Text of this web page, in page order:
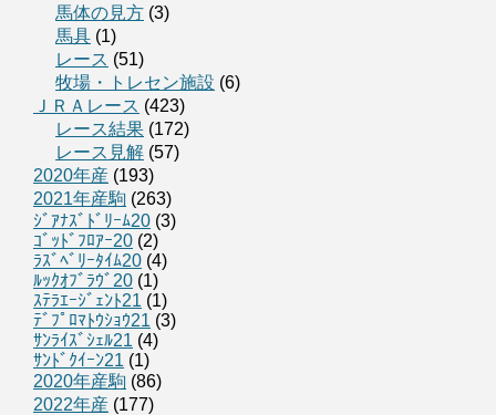
馬体の見方 (3)
馬具 (1)
レース (51)
牧場・トレセン施設 (6)
ＪＲＡレース (423)
レース結果 (172)
レース見解 (57)
2020年産 (193)
2021年産駒 (263)
ｼﾞｱﾅｽﾞﾄﾞﾘｰﾑ20 (3)
ｺﾞｯﾄﾞﾌﾛｱｰ20 (2)
ﾗｽﾞﾍﾞﾘｰﾀｲﾑ20 (4)
ﾙｯｸｵﾌﾞﾗｳﾞ20 (1)
ｽﾃﾗｴｰｼﾞｪﾝﾄ21 (1)
ﾃﾞﾌﾟﾛﾏﾄｳｼｮｳ21 (3)
ｻﾝﾗｲｽﾞｼｪﾙ21 (4)
ｻﾝﾄﾞｸｲｰﾝ21 (1)
2020年産駒 (86)
2022年産 (177)